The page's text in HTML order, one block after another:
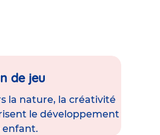
de jeu
la nature, la créativité
le développement
enfant.